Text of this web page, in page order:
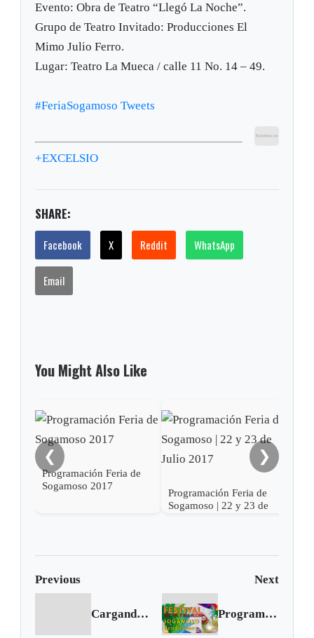
Evento: Obra de Teatro “Llegó La Noche”.
Grupo de Teatro Invitado: Producciones El
Mimo Julio Ferro.
Lugar: Teatro La Mueca / calle 11 No. 14 – 49.
#FeriaSogamoso Tweets
+EXCELSIO
SHARE:
Facebook X Reddit WhatsApp
Email
You Might Also Like
❮
Programación Feria de
Sogamoso 2017
Programación Feria de
Sogamoso | 22 y 23 de
❯
Previous Next
Cargando anterior... Programación de la Feria de Sogamoso | Jueves 16 de julio de 2015